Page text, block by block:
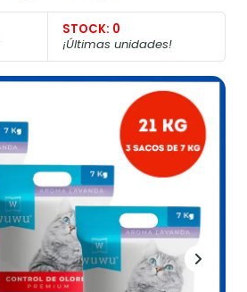
STOCK: 0
¡Últimas unidades!